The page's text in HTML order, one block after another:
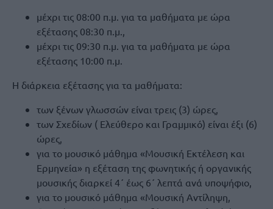
μέχρι τις 08:00 π.μ. για τα μαθήματα με ώρα
εξέτασης 08:30 π.μ.,
μέχρι τις 09:30 π.μ. για τα μαθήματα με ώρα
εξέτασης 10:00 π.μ.
Η διάρκεια εξέτασης για τα μαθήματα:
των ξένων γλωσσών είναι τρεις (3) ώρες,
των Σχεδίων ( Ελεύθερο και Γραμμικό) είναι έξι (6)
ώρες,
για το μουσικό μάθημα «Μουσική Εκτέλεση και
Ερμηνεία» η εξέταση της φωνητικής ή οργανικής
μουσικής διαρκεί 4΄ έως 6΄ λεπτά ανά υποψήφιο,
για το μουσικό μάθημα «Μουσική Αντίληψη,